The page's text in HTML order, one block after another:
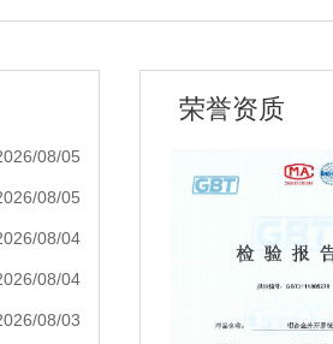
08/05
08/05
08/04
08/04
08/03
荣誉资质